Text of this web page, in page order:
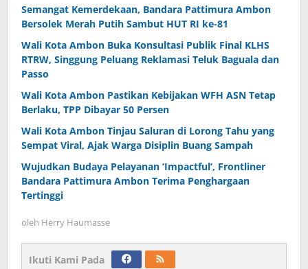
Semangat Kemerdekaan, Bandara Pattimura Ambon
Bersolek Merah Putih Sambut HUT RI ke-81
Wali Kota Ambon Buka Konsultasi Publik Final KLHS
RTRW, Singgung Peluang Reklamasi Teluk Baguala dan
Passo
Wali Kota Ambon Pastikan Kebijakan WFH ASN Tetap
Berlaku, TPP Dibayar 50 Persen
Wali Kota Ambon Tinjau Saluran di Lorong Tahu yang
Sempat Viral, Ajak Warga Disiplin Buang Sampah
Wujudkan Budaya Pelayanan ‘Impactful’, Frontliner
Bandara Pattimura Ambon Terima Penghargaan
Tertinggi
oleh Herry Haumasse
Ikuti Kami Pada